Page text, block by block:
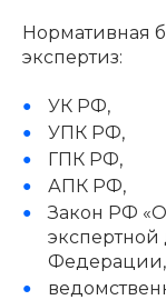
Нормативная
экспертиз:
УК РФ,
УПК РФ,
ГПК РФ,
АПК РФ,
Закон РФ
экспертной
Федерации,